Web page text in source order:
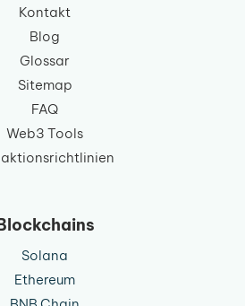
Kontakt
Blog
Glossar
Sitemap
FAQ
Web3 Tools
Solana
Ethereum